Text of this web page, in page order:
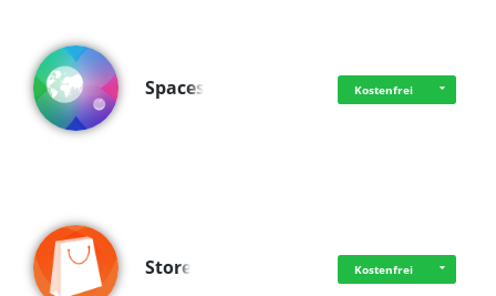
Spaces Kostenfrei
Store Kostenfrei